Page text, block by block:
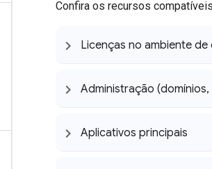
Confira os recursos
Licenças no ambiente de
Administração (domínios,
Aplicativos principais